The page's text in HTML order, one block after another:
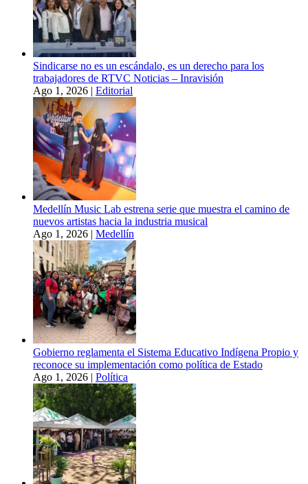
Sindicarse no es un escándalo, es un derecho para los
trabajadores de RTVC Noticias – Inravisión
Ago 1, 2026 | Editorial
Medellín Music Lab estrena serie que muestra el camino de
nuevos artistas hacia la industria musical
Ago 1, 2026 | Medellín
Gobierno reglamenta el Sistema Educativo Indígena Propio y
reconoce su implementación como política de Estado
Ago 1, 2026 | Política